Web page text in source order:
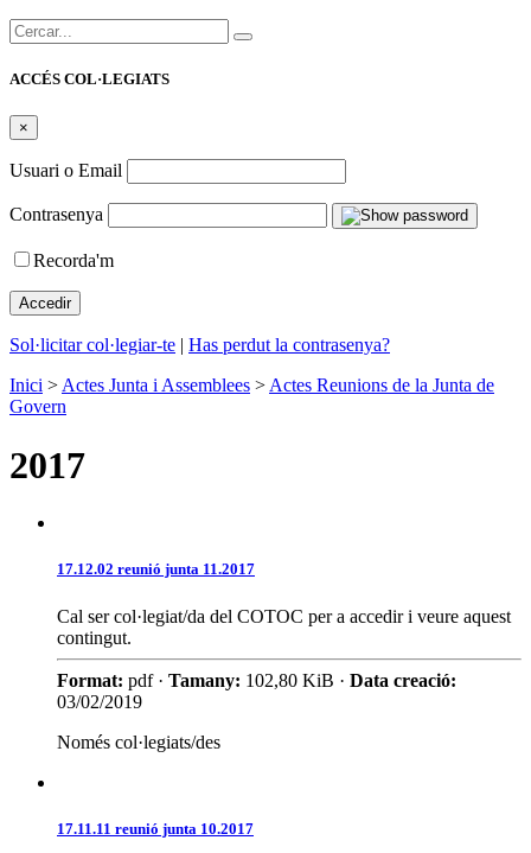
Cercar:
ACCÉS COL·LEGIATS
×
Usuari o Email
Contrasenya
Recorda'm
Sol·licitar col·legiar-te | Has perdut la contrasenya?
Inici > Actes Junta i Assemblees > Actes Reunions de la Junta de
Govern
2017
17.12.02 reunió junta 11.2017
Cal ser col·legiat/da del COTOC per a accedir i veure aquest
contingut.
Format: pdf · Tamany: 102,80 KiB · Data creació:
03/02/2019
Només col·legiats/des
17.11.11 reunió junta 10.2017